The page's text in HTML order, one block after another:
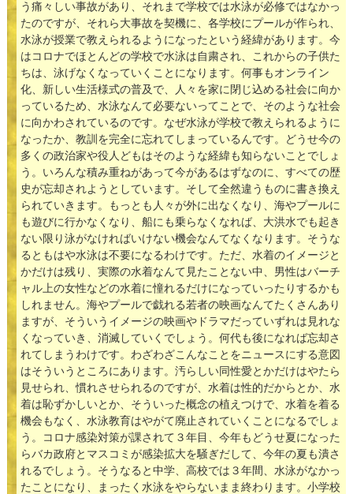
う痛々しい事故があり、それまで学校では水泳が必修ではなかっ
たのですが、それら大事故を契機に、各学校にプールが作られ、
水泳が授業で教えられるようになったという経緯があります。今
はコロナでほとんどの学校で水泳は自粛され、これからの子供た
ちは、泳げなくなっていくことになります。何事もオンライン
化、新しい生活様式の普及で、人々を家に閉じ込める社会に向か
っているため、水泳なんて必要ないってことで、そのような社会
に向かわされているのです。なぜ水泳が学校で教えられるように
なったか、教訓を完全に忘れてしまっているんです。どうせ今の
多くの政治家や役人どもはそのような経緯も知らないことでしょ
う。いろんな積み重ねがあって今があるはずなのに、すべての歴
史が忘却されようとしています。そして全然違うものに書き換え
られていきます。もっとも人々が外に出なくなり、海やプールに
も遊びに行かなくなり、船にも乗らなくなれば、大洪水でも起き
ない限り泳がなければいけない機会なんてなくなります。そうな
るともはや水泳は不要になるわけです。ただ、水着のイメージと
かだけは残り、実際の水着なんて見たことない中、男性はバーチ
ャル上の女性などの水着に憧れるだけになっていったりするかも
しれません。海やプールで戯れる若者の映画なんてたくさんあり
ますが、そういうイメージの映画やドラマだっていずれは見れな
くなっていき、消滅していくでしょう。何代も後になれば忘却さ
れてしまうわけです。わざわざこんなことをニュースにする意図
はそういうところにあります。汚らしい同性愛とかだけはやたら
見せられ、慣れさせられるのですが、水着は性的だからとか、水
着は恥ずかしいとか、そういった概念の植えつけで、水着を着る
機会もなく、水泳教育はやがて廃止されていくことになるでしょ
う。コロナ感染対策が課されて３年目、今年もどうせ夏になった
らバカ政府とマスコミが感染拡大を騒ぎだして、今年の夏も潰さ
れるでしょう。そうなると中学、高校では３年間、水泳がなかっ
たことになり、まったく水泳をやらないまま終わります。小学校